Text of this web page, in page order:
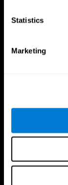
Statistics
Marketing